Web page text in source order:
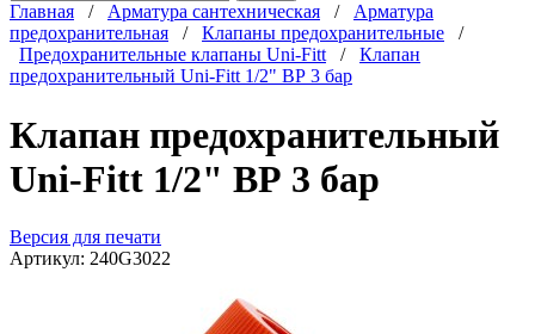
Главная / Арматура сантехническая / Арматура
предохранительная / Клапаны предохранительные /
Предохранительные клапаны Uni-Fitt / Клапан
предохранительный Uni-Fitt 1/2" ВР 3 бар
Клапан предохранительный
Uni-Fitt 1/2" ВР 3 бар
Версия для печати
Артикул: 240G3022